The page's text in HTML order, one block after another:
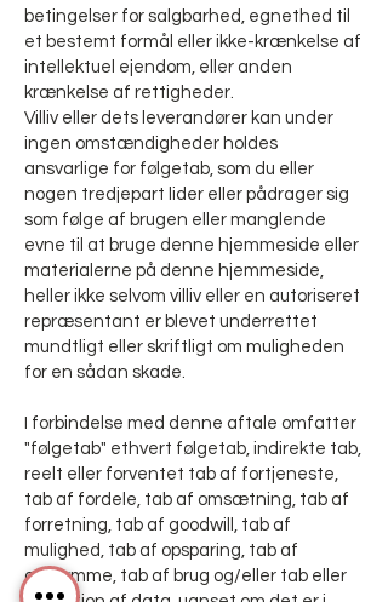
betingelser for salgbarhed, egnethed til
et bestemt formål eller ikke-krænkelse af
intellektuel ejendom, eller anden
krænkelse af rettigheder.
Villiv eller dets leverandører kan under
ingen omstændigheder holdes
ansvarlige for følgetab, som du eller
nogen tredjepart lider eller pådrager sig
som følge af brugen eller manglende
evne til at bruge denne hjemmeside eller
materialerne på denne hjemmeside,
heller ikke selvom villiv eller en autoriseret
repræsentant er blevet underrettet
mundtligt eller skriftligt om muligheden
for en sådan skade.
I forbindelse med denne aftale omfatter
"følgetab" ethvert følgetab, indirekte tab,
reelt eller forventet tab af fortjeneste,
tab af fordele, tab af omsætning, tab af
forretning, tab af goodwill, tab af
mulighed, tab af opsparing, tab af
omdømme, tab af brug og/eller tab eller